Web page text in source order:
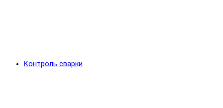
Контроль сварки